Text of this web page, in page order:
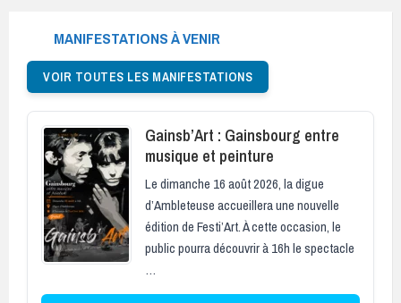
MANIFESTATIONS À VENIR
VOIR TOUTES LES MANIFESTATIONS
Gainsb’Art : Gainsbourg entre
musique et peinture
Le dimanche 16 août 2026, la digue
d’Ambleteuse accueillera une nouvelle
édition de Festi’Art. À cette occasion, le
public pourra découvrir à 16h le spectacle
…